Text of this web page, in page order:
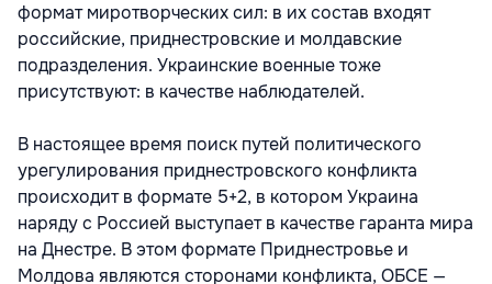
формат миротворческих сил: в их состав входят
российские, приднестровские и молдавские
подразделения. Украинские военные тоже
присутствуют: в качестве наблюдателей.
В настоящее время поиск путей политического
урегулирования приднестровского конфликта
происходит в формате 5+2, в котором Украина
наряду с Россией выступает в качестве гаранта мира
на Днестре. В этом формате Приднестровье и
Молдова являются сторонами конфликта, ОБСЕ —